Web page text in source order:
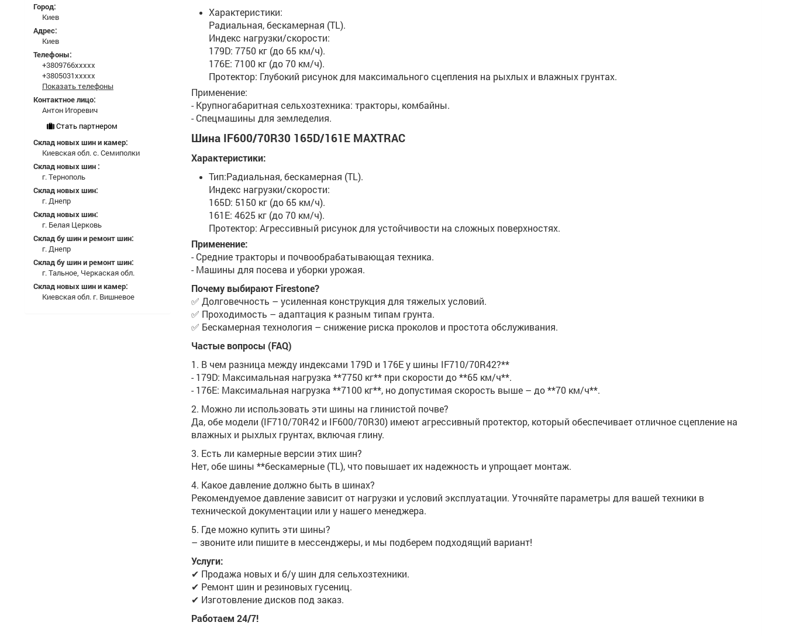
Характеристики:
Радиальная, бескамерная (TL).
Индекс нагрузки/скорости:
179D: 7750 кг (до 65 км/ч).
176E: 7100 кг (до 70 км/ч).
Протектор: Глубокий рисунок для максимального сцепления на рыхлых и влажных грунтах.
Применение:
- Крупногабаритная сельхозтехника: тракторы, комбайны.
- Спецмашины для земледелия.
Шина IF600/70R30 165D/161E MAXTRAC
Характеристики:
Тип:Радиальная, бескамерная (TL).
Индекс нагрузки/скорости:
165D: 5150 кг (до 65 км/ч).
161E: 4625 кг (до 70 км/ч).
Протектор: Агрессивный рисунок для устойчивости на сложных поверхностях.
Применение:
- Средние тракторы и почвообрабатывающая техника.
- Машины для посева и уборки урожая.
Почему выбирают Firestone?
✅ Долговечность – усиленная конструкция для тяжелых условий.
✅ Проходимость – адаптация к разным типам грунта.
✅ Бескамерная технология – снижение риска проколов и простота обслуживания.
Частые вопросы (FAQ)
1. В чем разница между индексами 179D и 176E у шины IF710/70R42?**
- 179D: Максимальная нагрузка **7750 кг** при скорости до **65 км/ч**.
- 176E: Максимальная нагрузка **7100 кг**, но допустимая скорость выше – до **70 км/ч**.
2. Можно ли использовать эти шины на глинистой почве?
Да, обе модели (IF710/70R42 и IF600/70R30) имеют агрессивный протектор, который обеспечивает отличное сцепление на
влажных и рыхлых грунтах, включая глину.
3. Есть ли камерные версии этих шин?
Нет, обе шины **бескамерные (TL), что повышает их надежность и упрощает монтаж.
4. Какое давление должно быть в шинах?
Рекомендуемое давление зависит от нагрузки и условий эксплуатации. Уточняйте параметры для вашей техники в
технической документации или у нашего менеджера.
5. Где можно купить эти шины?
– звоните или пишите в мессенджеры, и мы подберем подходящий вариант!
Услуги:
✔ Продажа новых и б/у шин для сельхозтехники.
✔ Ремонт шин и резиновых гусениц.
✔ Изготовление дисков под заказ.
Работаем 24/7!
Город:
Киев
Адрес:
Киев
Телефоны:
+3809766xxxxx
+3805031xxxxx
Показать телефоны
Контактное лицо:
Антон Игоревич
Стать партнером
Склад новых шин и камер:
Киевская обл. с. Семиполки
Склад новых шин :
г. Тернополь
Склад новых шин:
г. Днепр
Склад новых шин:
г. Белая Церковь
Склад бу шин и ремонт шин:
г. Днепр
Склад бу шин и ремонт шин:
г. Тальное, Черкаская обл.
Склад новых шин и камер:
Киевская обл. г. Вишневое